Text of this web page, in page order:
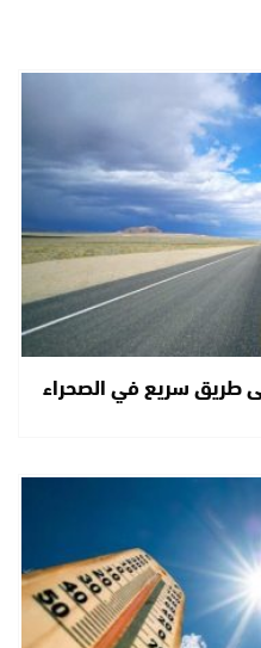
طريق سريع في الصحراء